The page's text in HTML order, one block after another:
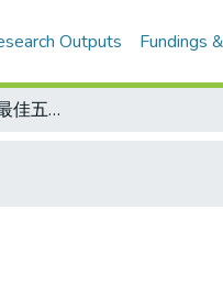
Outputs Fundings
瓊斯杯籃球賽聯軍 最佳五虎將 史帝爾一流的中鋒 馬格里特最有價值的球員 普理斯萊不同凡響 朴守教最佳控球員 艾篤阿爾多標準前鋒/籃壇手記 籃球全能時代的來臨